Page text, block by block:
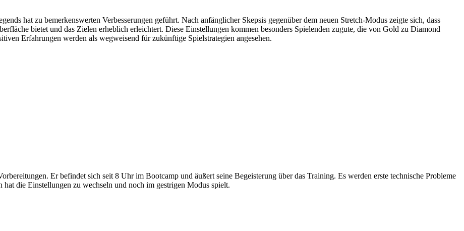
hat zu bemerkenswerten Verbesserungen geführt. Nach anfänglicher Skepsis gegenüber dem neuen Stretch-Modus zeigte sich, dass
bietet und das Zielen erheblich erleichtert. Diese Einstellungen kommen besonders Spielenden zugute, die von Gold zu Diamond
Erfahrungen werden als wegweisend für zukünftige Spielstrategien angesehen.
Er befindet sich seit 8 Uhr im Bootcamp und äußert seine Begeisterung über das Training. Es werden erste technische Probleme
die Einstellungen zu wechseln und noch im gestrigen Modus spielt.